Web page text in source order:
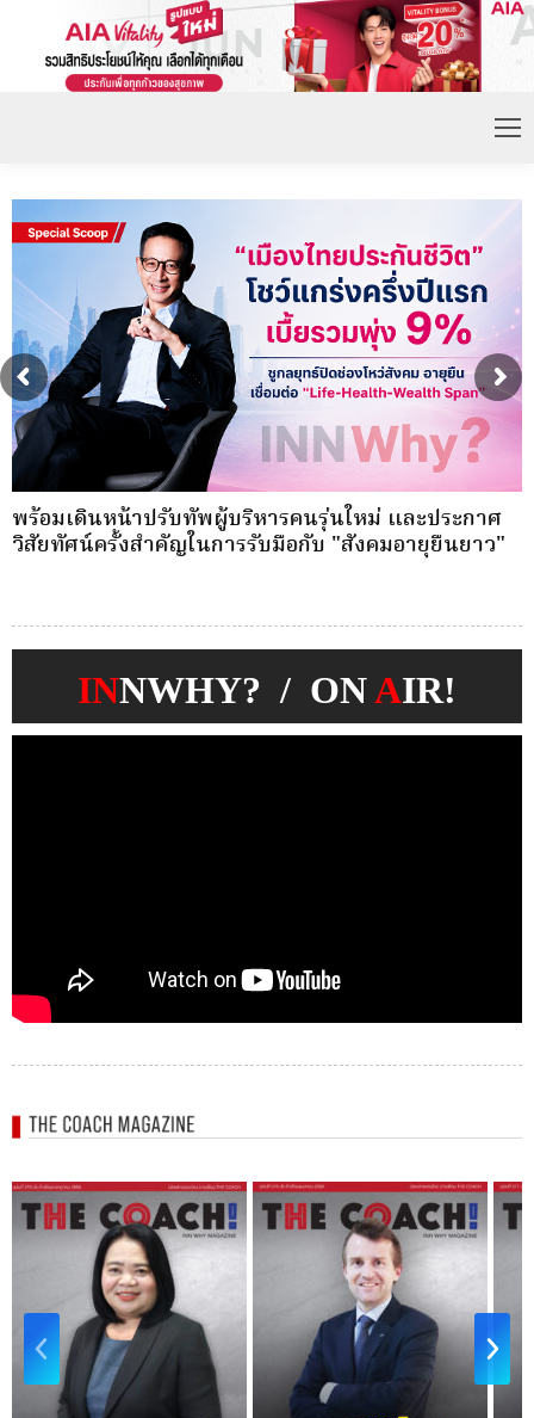
พร้อมเดินหน้าปรับทัพผู้บริหารคนรุ่นใหม่ และประกาศ
วิสัยทัศน์ครั้งสำคัญในการรับมือกับ "สังคมอายุยืนยาว"
INNWHY? / ONAIR!